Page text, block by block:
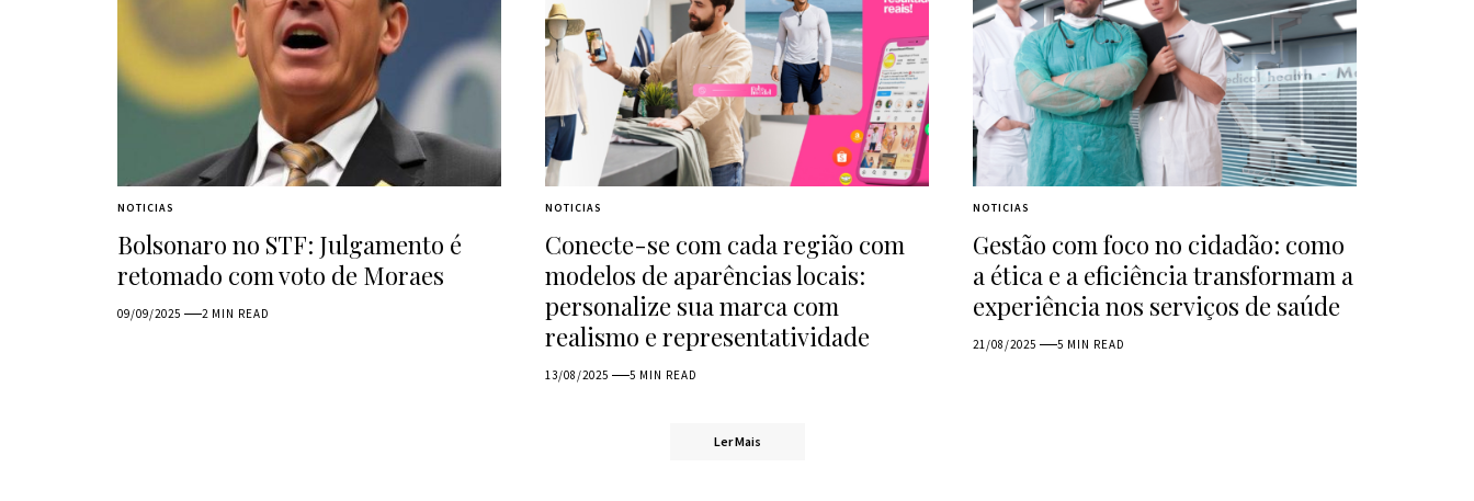
NOTICIAS
Bolsonaro no STF: Julgamento é
retomado com voto de Moraes
09/09/2025 2 MIN READ
NOTICIAS
Conecte-se com cada região com
modelos de aparências locais:
personalize sua marca com
realismo e representatividade
13/08/2025 5 MIN READ
NOTICIAS
Gestão com foco no cidadão: como
a ética e a eficiência transformam a
experiência nos serviços de saúde
21/08/2025 5 MIN READ
Ler Mais